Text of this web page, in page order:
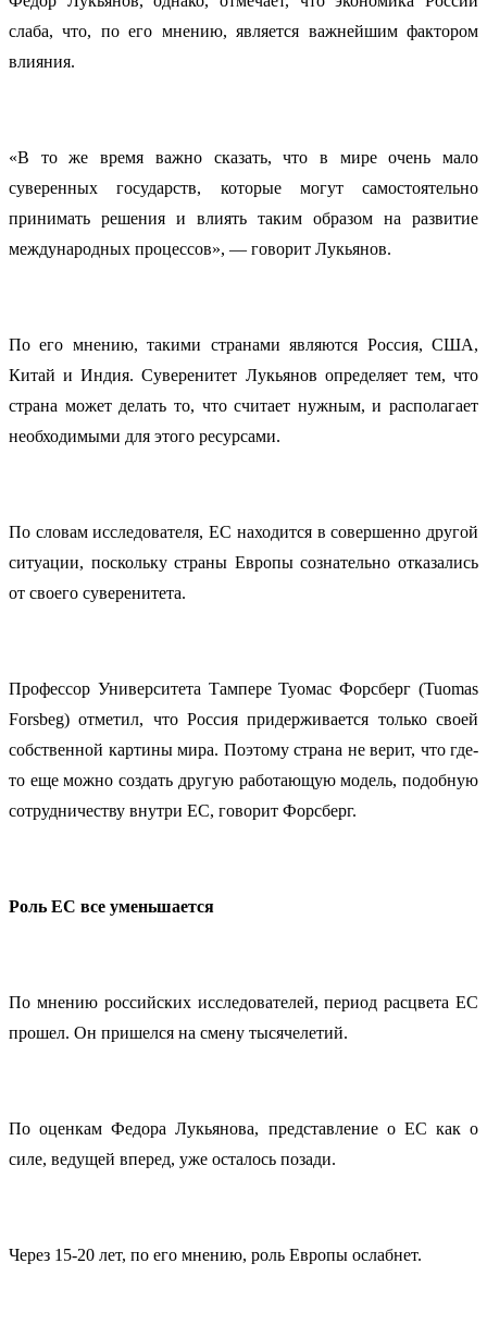
слаба, что, по его мнению, является важнейшим фактором
влияния.
«В то же время важно сказать, что в мире очень мало
суверенных государств, которые могут самостоятельно
принимать решения и влиять таким образом на развитие
международных процессов», — говорит Лукьянов.
По его мнению, такими странами являются Россия, США,
Китай и Индия. Суверенитет Лукьянов определяет тем, что
страна может делать то, что считает нужным, и располагает
необходимыми для этого ресурсами.
По словам исследователя, ЕС находится в совершенно другой
ситуации, поскольку страны Европы сознательно отказались
от своего суверенитета.
Профессор Университета Тампере Туомас Форсберг (Tuomas
Forsbeg) отметил, что Россия придерживается только своей
собственной картины мира. Поэтому страна не верит, что где-
то еще можно создать другую работающую модель, подобную
сотрудничеству внутри ЕС, говорит Форсберг.
Роль ЕС все уменьшается
По мнению российских исследователей, период расцвета ЕС
прошел. Он пришелся на смену тысячелетий.
По оценкам Федора Лукьянова, представление о ЕС как о
силе, ведущей вперед, уже осталось позади.
Через 15-20 лет, по его мнению, роль Европы ослабнет.